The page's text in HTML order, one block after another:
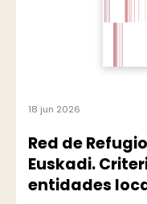
18 jun 2026
Red de
Euskadi.
entidades